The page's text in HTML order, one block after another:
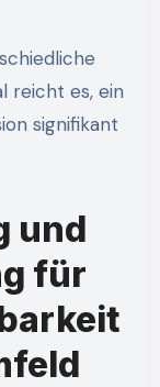
reicht es, ein
signifikant
und
für